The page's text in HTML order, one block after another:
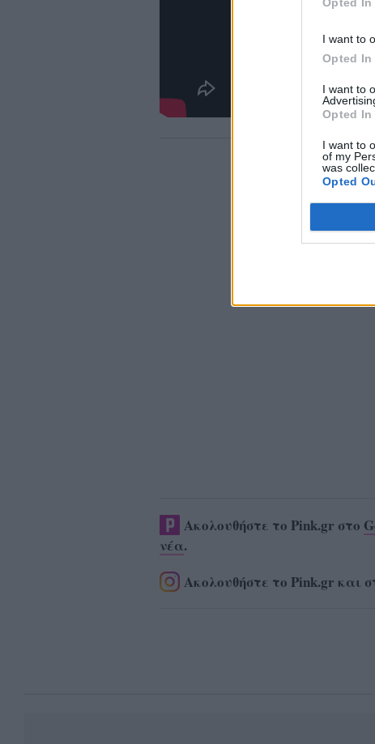
I want to
Opted In
I want to
Opted In
I want to
of my
was
Opted
Ακολουθήστε το Pink.gr στο
νέα.
Ακολουθήστε το Pink.gr και